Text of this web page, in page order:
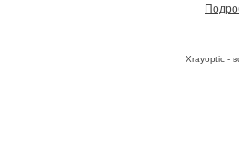
Хrayoptic -